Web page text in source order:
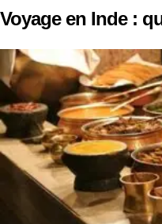
Voyage en Inde :